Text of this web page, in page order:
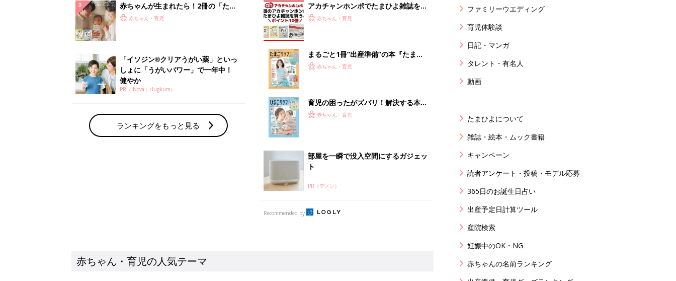
赤ちゃんが生まれたら！2冊の「たま
ひよ」
赤ちゃん・育児
「イソジン®クリアうがい薬」といっ
しょに「うがいパワー」で一年中！
健やか
PR（iNova｜Hugkum）
ランキングをもっと見る
アカチャンホンポでたまひよ雑誌を買
うとポイント10倍【期間限定】
赤ちゃん・育児
まるごと1冊“出産準備”の本『たまご
クラブ 夏号』〈スペシャル大特集〉
赤ちゃん・育児
育児の困ったがズバリ！解決する本
『ひよこクラブ 夏号』 4カ月～2才
赤ちゃん・育児
部屋を一瞬で没入空間にするガジェッ
ト
PR（デノン）
Recommended by
赤ちゃん・育児の人気テーマ
ファミリーウエディング
育児体験談
日記・マンガ
タレント・有名人
動画
たまひよについて
雑誌・絵本・ムック書籍
キャンペーン
読者アンケート・投稿・モデル応募
365日のお誕生日占い
出産予定日計算ツール
産院検索
妊娠中のOK・NG
赤ちゃんの名前ランキング